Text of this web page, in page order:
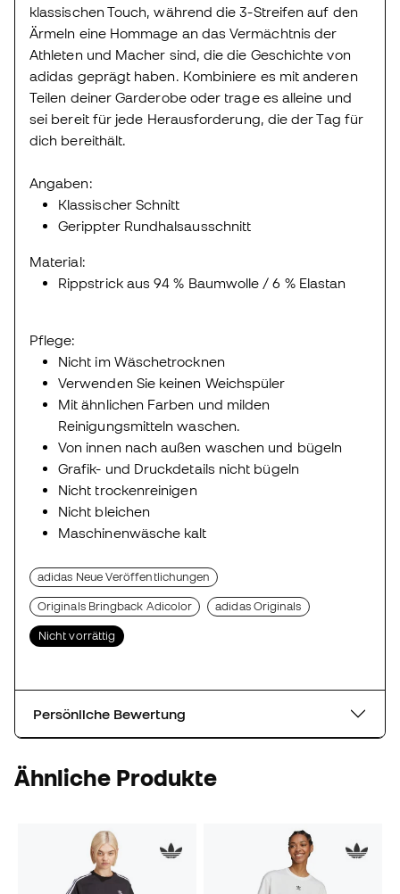
klassischen Touch, während die 3-Streifen auf den
Ärmeln eine Hommage an das Vermächtnis der
Athleten und Macher sind, die die Geschichte von
adidas geprägt haben. Kombiniere es mit anderen
Teilen deiner Garderobe oder trage es alleine und
sei bereit für jede Herausforderung, die der Tag für
dich bereithält.
Angaben:
Klassischer Schnitt
Gerippter Rundhalsausschnitt
Material:
Rippstrick aus 94 % Baumwolle / 6 % Elastan
Pflege:
Nicht im Wäschetrocknen
Verwenden Sie keinen Weichspüler
Mit ähnlichen Farben und milden
Reinigungsmitteln waschen.
Von innen nach außen waschen und bügeln
Grafik- und Druckdetails nicht bügeln
Nicht trockenreinigen
Nicht bleichen
Maschinenwäsche kalt
adidas Neue Veröffentlichungen
Originals Bringback Adicolor adidas Originals
Nicht vorrättig
Persönliche Bewertung
Ähnliche Produkte